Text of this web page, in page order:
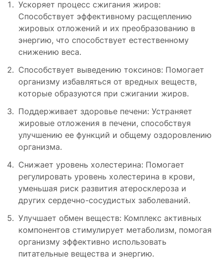
Ускоряет процесс сжигания жиров:
Способствует эффективному расщеплению
жировых отложений и их преобразованию в
энергию, что способствует естественному
снижению веса.
Способствует выведению токсинов: Помогает
организму избавляться от вредных веществ,
которые образуются при сжигании жиров.
Поддерживает здоровье печени: Устраняет
жировые отложения в печени, способствуя
улучшению ее функций и общему оздоровлению
организма.
Снижает уровень холестерина: Помогает
регулировать уровень холестерина в крови,
уменьшая риск развития атеросклероза и
других сердечно-сосудистых заболеваний.
Улучшает обмен веществ: Комплекс активных
компонентов стимулирует метаболизм, помогая
организму эффективно использовать
питательные вещества и энергию.